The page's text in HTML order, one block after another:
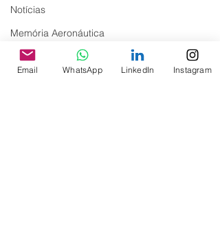
Notícias
Memória Aeronáutica
Email WhatsApp LinkedIn Instagram